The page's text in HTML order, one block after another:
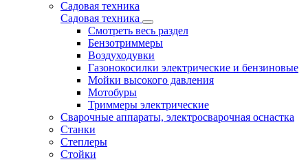
Садовая техника
Садовая техника
Смотреть весь раздел
Бензотриммеры
Воздуходувки
Газонокосилки электрические и бензиновые
Мойки высокого давления
Мотобуры
Триммеры электрические
Сварочные аппараты, электросварочная оснастка
Станки
Степлеры
Стойки